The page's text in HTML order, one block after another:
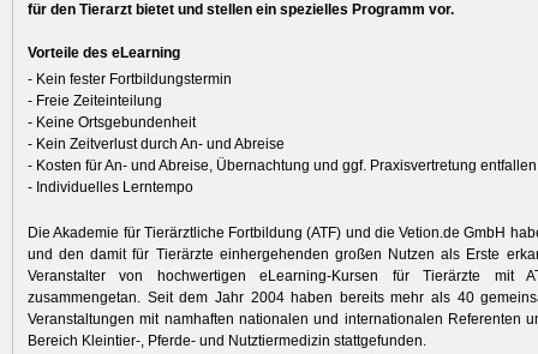
für den Tierarzt bietet und stellen ein spezielles Programm vor.
Vorteile des eLearning
- Kein fester Fortbildungstermin
- Freie Zeiteinteilung
- Keine Ortsgebundenheit
- Kein Zeitverlust durch An- und Abreise
- Kosten für An- und Abreise, Übernachtung und ggf. Praxisvertretung entfallen
- Individuelles Lerntempo
Die Akademie für Tierärztliche Fortbildung (ATF) und die Vetion.de GmbH
und den damit für Tierärzte einhergehenden großen Nutzen als Erste
Veranstalter von hochwertigen eLearning-Kursen für Tierärzte mit
zusammengetan. Seit dem Jahr 2004 haben bereits mehr als 40
Veranstaltungen mit namhaften nationalen und internationalen Referenten
Bereich Kleintier-, Pferde- und Nutztiermedizin stattgefunden.